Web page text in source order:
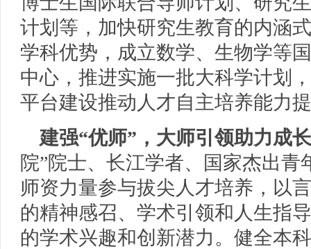
计划等，加快研究生教育的内涵
学科优势，成立数学、生物学等
中心，推进实施一批大科学计划
平台建设推动人才自主培养能力
建强“优师”，大师引领助力成
院”院士、长江学者、国家杰出青
师资力量参与拔尖人才培养，以
的精神感召、学术引领和人生指
的学术兴趣和创新潜力。健全本